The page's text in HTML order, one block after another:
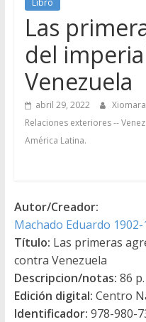
Las
del
Venezuela
abril 29, 2022
Relaciones exteriores --
América Latina.
Autor/Creador:
Machado Eduardo 1902-
Título: Las primeras
contra Venezuela
Descripcion/notas: 86
Edición digital: Centro
Identificador: 978-980-